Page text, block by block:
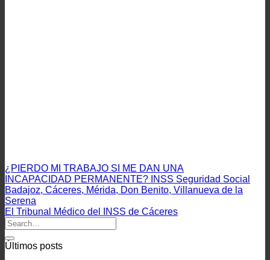
¿PIERDO MI TRABAJO SI ME DAN UNA
INCAPACIDAD PERMANENTE? INSS Seguridad Social
Badajoz, Cáceres, Mérida, Don Benito, Villanueva de la
Serena
El Tribunal Médico del INSS de Cáceres
Últimos posts